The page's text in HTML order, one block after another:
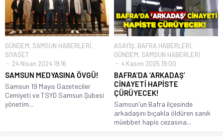
GÜNDEM, SAMSUN HABERLERİ,
SİYASET
24 Nisan 2024 19:16
SAMSUN MEDYASINA ÖVGÜ!
Samsun 19 Mayıs Gazeteciler
Cemiyeti ve TSYD Samsun Şubesi
yönetim...
ASAYİŞ, BAFRA HABERLERİ,
GÜNDEM, SAMSUN HABERLERİ
4 Kasım 2025 19:00
BAFRA’DA ‘ARKADAŞ’
CİNAYETİ HAPİSTE
ÇÜRÜYECEK!
Samsun'un Bafra ilçesinde
arkadaşını bıçakla öldüren sanık
müebbet hapis cezasına...